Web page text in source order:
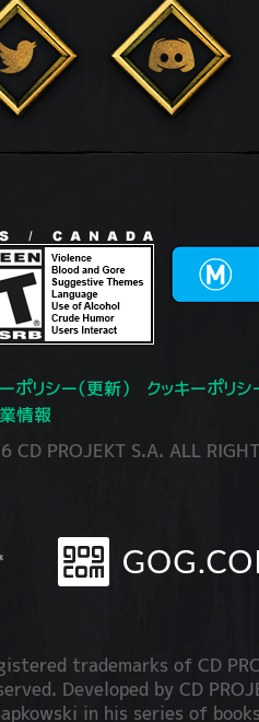
ポリシー（更新） クッキーポリシ
情報
CD PROJEKT S.A. ALL
trademarks of CD
Developed by CD
in his series of